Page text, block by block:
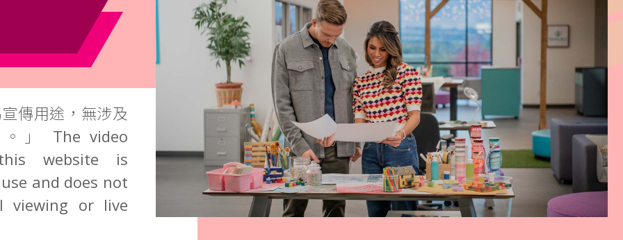
傳用途，無涉及
」 The video
website is
and does not
viewing or live